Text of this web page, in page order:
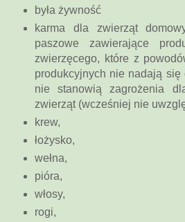
była żywność
karma dla zwierząt
paszowe zawierające
zwierzęcego, które z
produkcyjnych nie nadają się
nie stanowią zagrożenia
zwierząt (wcześniej nie
krew,
łożysko,
wełna,
pióra,
włosy,
rogi,